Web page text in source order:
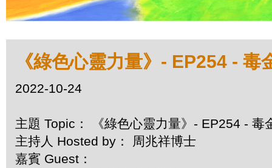
《綠色心靈力量》- EP254 - 毒
2022-10-24
主題 Topic： 《綠色心靈力量》- EP254 - 毒
主持人 Hosted by： 周兆祥博士
嘉賓 Guest：